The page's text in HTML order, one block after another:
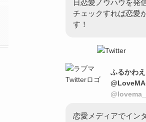
日恋愛ノウハウを発
チェックすれば恋愛
す！
ふるかわ
恋愛メディアでイン